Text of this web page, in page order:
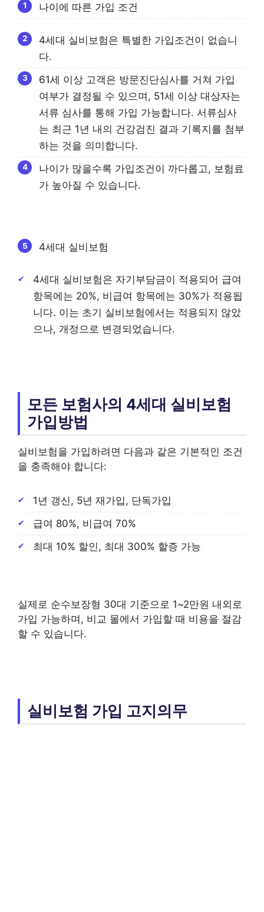
나이에 따른 가입 조건
4세대 실비보험은 특별한 가입조건이 없습니
다.
61세 이상 고객은 방문진단심사를 거쳐 가입
여부가 결정될 수 있으며, 51세 이상 대상자는
서류 심사를 통해 가입 가능합니다. 서류심사
는 최근 1년 내의 건강검진 결과 기록지를 첨부
하는 것을 의미합니다.
나이가 많을수록 가입조건이 까다롭고, 보험료
가 높아질 수 있습니다.
4세대 실비보험
4세대 실비보험은 자기부담금이 적용되어 급여
항목에는 20%, 비급여 항목에는 30%가 적용됩
니다. 이는 초기 실비보험에서는 적용되지 않았
으나, 개정으로 변경되었습니다.
모든 보험사의 4세대 실비보험
가입방법
실비보험을 가입하려면 다음과 같은 기본적인 조건
을 충족해야 합니다:
1년 갱신, 5년 재가입, 단독가입
급여 80%, 비급여 70%
최대 10% 할인, 최대 300% 할증 가능
실제로 순수보장형 30대 기준으로 1~2만원 내외로
가입 가능하며, 비교 몰에서 가입할 때 비용을 절감
할 수 있습니다.
실비보험 가입 고지의무